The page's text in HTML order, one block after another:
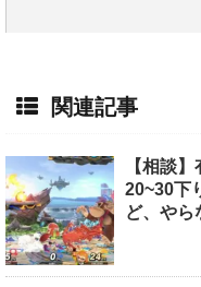
関連記事
【相談
20~30下
ど、やら